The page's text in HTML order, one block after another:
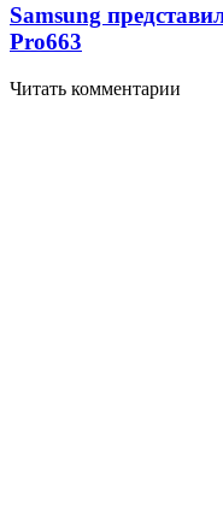
Samsung
Pro663
Читать комментарии